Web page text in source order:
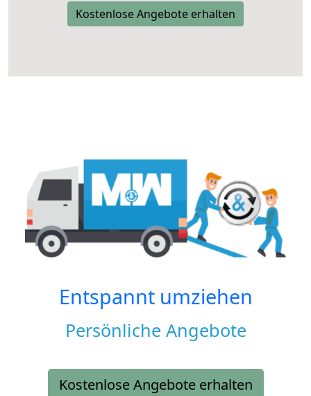
Kostenlose Angebote erhalten
Entspannt umziehen
Persönliche Angebote
Kostenlose Angebote erhalten